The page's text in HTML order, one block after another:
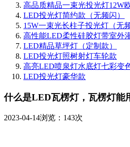
高品质精品一束光投光灯12W
LED投光灯简约款（无频闪）
15W一束光长柱子投光灯（无
高性能LED柔性硅胶灯带室外
LED精品草坪灯（定制款）
LED投光灯照树射灯车轮款
高亮LED喷泉灯水底灯七彩变
LED投光灯豪华款
什么是LED瓦楞灯，瓦楞灯能
2023-04-14浏览：143次